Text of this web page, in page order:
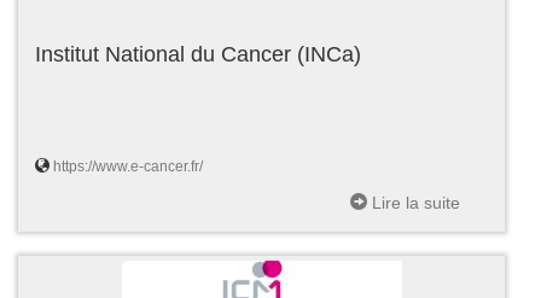
Institut National du Cancer (INCa)
https://www.e-cancer.fr/
Lire la suite